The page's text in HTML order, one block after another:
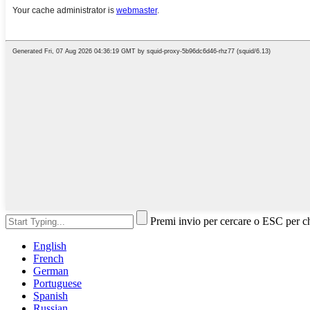
Premi invio per cercare o ESC per
English
French
German
Portuguese
Spanish